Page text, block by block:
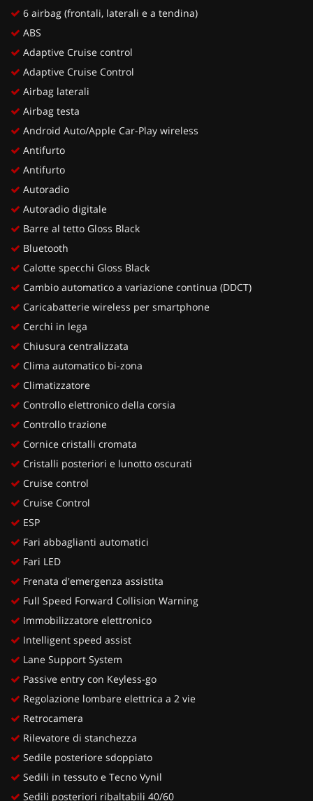
6 airbag (frontali, laterali e a tendina)
ABS
Adaptive Cruise control
Adaptive Cruise Control
Airbag laterali
Airbag testa
Android Auto/Apple Car-Play wireless
Antifurto
Antifurto
Autoradio
Autoradio digitale
Barre al tetto Gloss Black
Bluetooth
Calotte specchi Gloss Black
Cambio automatico a variazione continua (DDCT)
Caricabatterie wireless per smartphone
Cerchi in lega
Chiusura centralizzata
Clima automatico bi-zona
Climatizzatore
Controllo elettronico della corsia
Controllo trazione
Cornice cristalli cromata
Cristalli posteriori e lunotto oscurati
Cruise control
Cruise Control
ESP
Fari abbaglianti automatici
Fari LED
Frenata d'emergenza assistita
Full Speed Forward Collision Warning
Immobilizzatore elettronico
Intelligent speed assist
Lane Support System
Passive entry con Keyless-go
Regolazione lombare elettrica a 2 vie
Retrocamera
Rilevatore di stanchezza
Sedile posteriore sdoppiato
Sedili in tessuto e Tecno Vynil
Sedili posteriori ribaltabili 40/60